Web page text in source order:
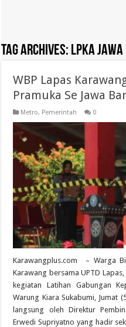
Tag Archives: LPKA
WBP Lapas
Pramuka Se Jawa
Metro, Pemerintah 0
Karawangplus.com – Warga
Karawang bersama UPTD
kegiatan Latihan Gabungan
Warung Kiara Sukabumi, Jumat
langsung oleh Direktur
Erwedi Supriyatno yang hadir